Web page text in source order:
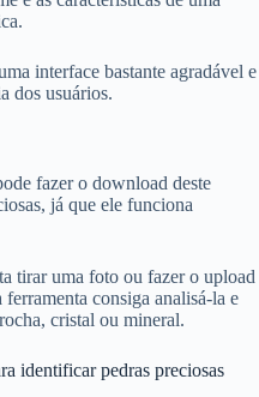
interface bastante agradável e
dos usuários.
fazer o download deste
já que ele funciona
tirar uma foto ou fazer o upload
consiga analisá-la e
cristal ou mineral.
identificar pedras preciosas